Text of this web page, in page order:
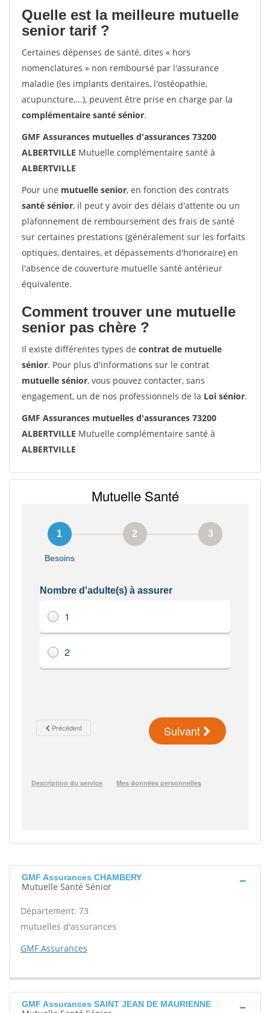
Quelle est la meilleure mutuelle
senior tarif ?
Certaines dépenses de santé, dites « hors
nomenclatures » non remboursé par l'assurance
maladie (les implants dentaires, l'ostéopathie,
acupuncture,...), peuvent être prise en charge par la
complémentaire santé sénior.
GMF Assurances mutuelles d'assurances 73200
ALBERTVILLE Mutuelle complémentaire santé à
ALBERTVILLE
Pour une mutuelle senior, en fonction des contrats
santé sénior, il peut y avoir des délais d'attente ou un
plafonnement de remboursement des frais de santé
sur certaines prestations (généralement sur les forfaits
optiques, dentaires, et dépassements d'honoraire) en
l'absence de couverture mutuelle santé antérieur
équivalente.
Comment trouver une mutuelle
senior pas chère ?
Il existe différentes types de contrat de mutuelle
sénior. Pour plus d'informations sur le contrat
mutuelle sénior, vous pouvez contacter, sans
engagement, un de nos professionnels de la Loi sénior.
GMF Assurances mutuelles d'assurances 73200
ALBERTVILLE Mutuelle complémentaire santé à
ALBERTVILLE
GMF Assurances CHAMBERY
Mutuelle Santé Sénior
Département: 73
mutuelles d'assurances
GMF Assurances
GMF Assurances SAINT JEAN DE MAURIENNE